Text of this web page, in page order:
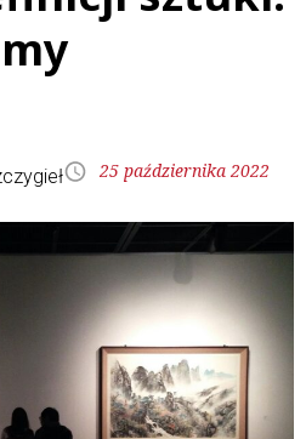
25 października 2022